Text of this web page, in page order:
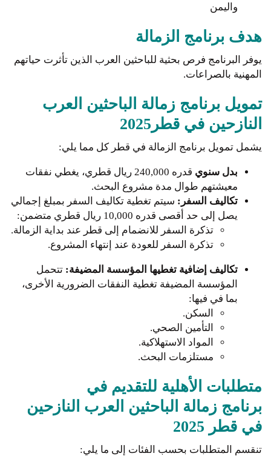
واليمن
هدف برنامج الزمالة
يوفر البرنامج فرص بحثية للباحثين العرب الذين تأثرت حياتهم
المهنية بالصراعات.
تمويل برنامج زمالة الباحثين العرب
النازحين في قطر2025
يشمل تمويل برنامج الزمالة في قطر كل مما يلي:
بدل سنوي
قدره 240,000 ريال قطري، يغطي نفقات
معيشتهم طوال مدة مشروع البحث.
تكاليف السفر: سيتم تغطية تكاليف السفر بمبلغ إجمالي
يصل إلى حد أقصى قدره 10,000 ريال قطري متضمن:
تذكرة السفر للانضمام إلى قطر عند بداية الزمالة.
تذكرة السفر للعودة عند إنتهاء المشروع.
تكاليف إضافية تغطيها المؤسسة المضيفة: تتحمل
المؤسسة المضيفة تغطية النفقات الضرورية الأخرى،
بما في فيها:
السكن.
التأمين الصحي.
المواد الاستهلاكية.
مستلزمات البحث.
متطلبات الأهلية للتقديم في
برنامج زمالة الباحثين العرب النازحين
في قطر 2025
تنقسم المتطلبات بحسب الفئات إلى ما يلي: